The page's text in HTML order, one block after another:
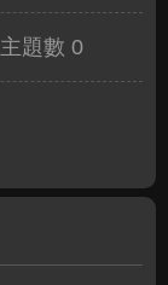
主題數 0